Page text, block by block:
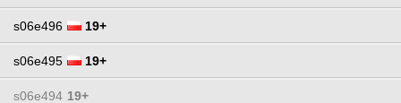
s06e496 19+
s06e495 19+
s06e494 19+